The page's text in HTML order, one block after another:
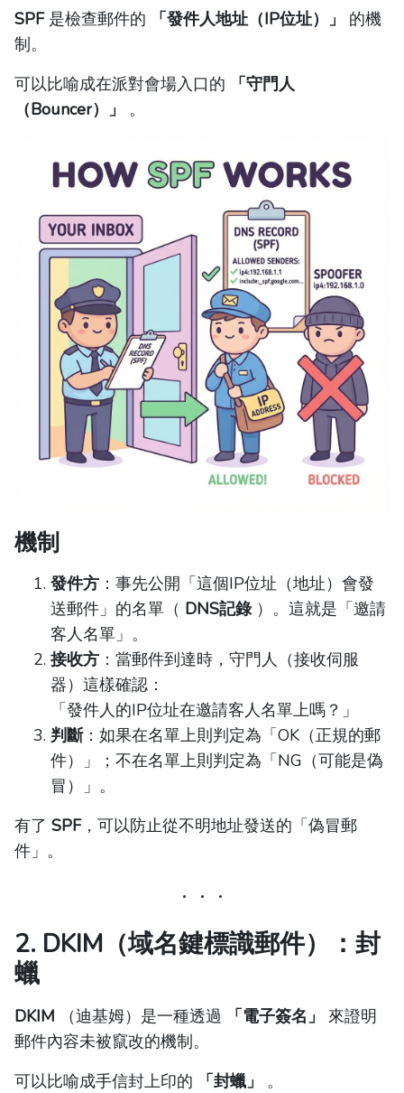
SPF是檢查郵件的 「發件人地址（IP位址）」
的機
制。
可以比喻成在派對會場入口的
「守門人
（Bouncer）」
。
機制
發件方 ：事先公開「這個IP位址（地址）會發
送郵件」的名單（ DNS記錄）。這就是「邀請
客人名單」。
接收方 ：當郵件到達時，守門人（接收伺服
器）這樣確認：
「發件人的IP位址在邀請客人名單上嗎？」
判斷：如果在名單上則判定為「OK（正規的郵
件）」；不在名單上則判定為「NG（可能是偽
冒）」。
有了 SPF，可以防止從不明地址發送的「偽冒郵
件」。
2. DKIM（域名鍵標識郵件）：封
蠟
DKIM （迪基姆）是一種透過 「電子簽名」
來證明
郵件內容未被竄改的機制。
可以比喻成手信封上印的
「封蠟」 。